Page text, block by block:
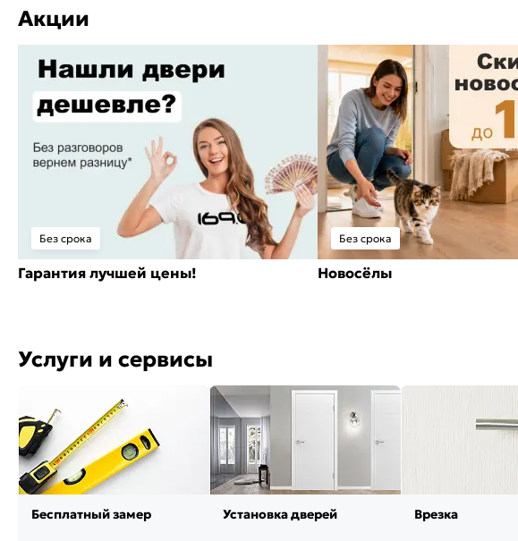
Акции
Без срока
Гарантия лучшей цены!
Без срока
Новосёлы
Услуги и сервисы
Бесплатный замер Установка дверей Врезка